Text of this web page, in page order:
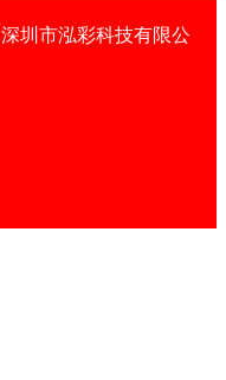
深圳市泓彩科技有限公